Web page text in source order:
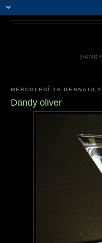
MERCOLEDÌ 16 GENNAIO
Dandy oliver